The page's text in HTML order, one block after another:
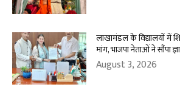
लाखामंडल के विद्यालयों में
मांग, भाजपा नेताओं ने सौंपा
August 3, 2026